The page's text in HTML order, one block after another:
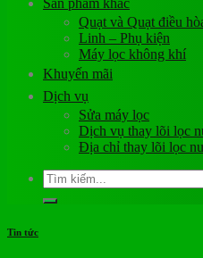
Sản phẩm khác
Quạt và Quạt điều
Linh – Phụ kiện
Máy lọc không khí
Khuyến mãi
Dịch vụ
Sửa máy lọc
Dịch vụ thay lõi lọc
Địa chỉ thay lõi lọc
Tìm
kiếm:
Tin tức